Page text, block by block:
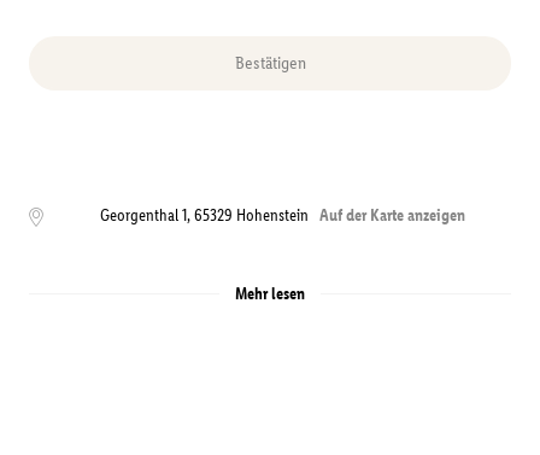
Bestätigen
Georgenthal 1,65329 Hohenstein Auf der Karte anzeigen
Mehr lesen